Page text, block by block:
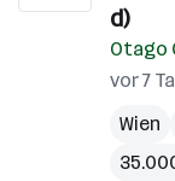
d)
Otago
vor 7
Wien